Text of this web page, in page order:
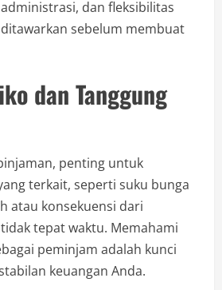
dan fleksibilitas
sebelum membuat
dan Tanggung
penting untuk
terkait, seperti suku bunga
atau konsekuensi dari
tepat waktu. Memahami
peminjam adalah kunci
keuangan Anda.